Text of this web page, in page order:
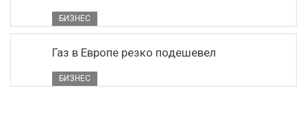
БИЗНЕС
Газ в Европе резко подешевел
БИЗНЕС